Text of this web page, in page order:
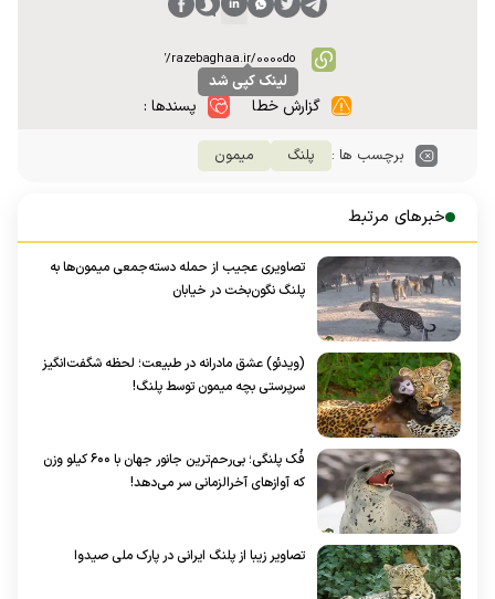
لینک کپی شد
گزارش خطا پسندها :
برچسب ها : پلنگ میمون
خبرهای مرتبط
تصاویری عجیب از حمله دسته‌جمعی میمون‌ها به
پلنگ نگون‌بخت در خیابان
(ویدئو) عشق مادرانه در طبیعت؛ لحظه شگفت‌انگیز
سرپرستی بچه میمون توسط پلنگ!
فُک پلنگی؛ بی‌رحم‌ترین جانور جهان با ۶۰۰ کیلو وزن
که آواز‌های آخرالزمانی سر می‌دهد!
تصاویر زیبا از پلنگ ایرانی در پارک ملی صیدوا